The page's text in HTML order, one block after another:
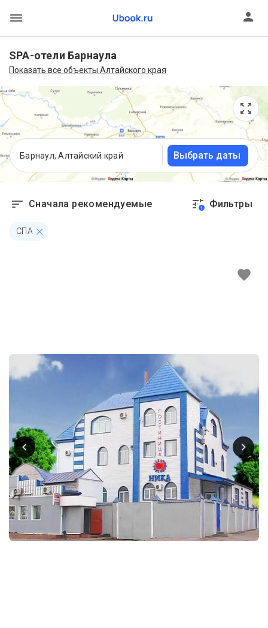
SPA-отели Барнаула
Показать все объекты Алтайского края
Барнаул, Алтайский край Выбрать даты
Сначала рекомендуемые 1 Фильтры
СПА